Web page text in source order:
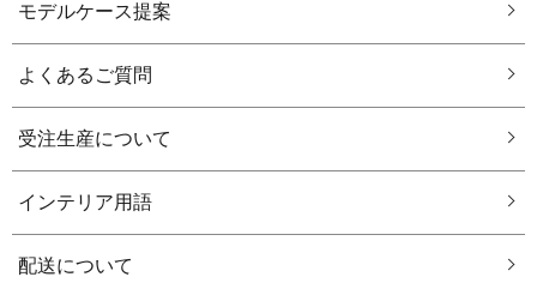
モデルケース提案
よくあるご質問
受注生産について
インテリア用語
配送について